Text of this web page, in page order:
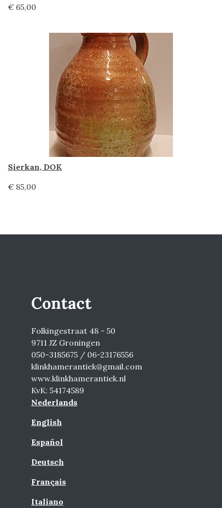
€ 65,00
Sierkan, DOK
€ 85,00
Contact
Folkingestraat 48 - 50
9711 JZ Groningen
050-3185675 / 06-23176556
klinkhamerantiek@gmail.com
www.klinkhamerantiek.nl
KvK: 54174589
Nederlands
English
Español
Deutsch
Français
Italiano